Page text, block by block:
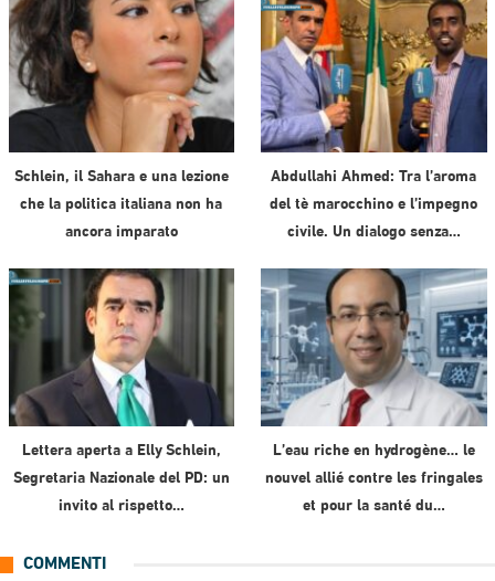
Schlein, il Sahara e una lezione
che la politica italiana non ha
ancora imparato
Abdullahi Ahmed: Tra l’aroma
del tè marocchino e l’impegno
civile. Un dialogo senza…
Lettera aperta a Elly Schlein,
Segretaria Nazionale del PD: un
invito al rispetto…
L’eau riche en hydrogène… le
nouvel allié contre les fringales
et pour la santé du…
COMMENTI